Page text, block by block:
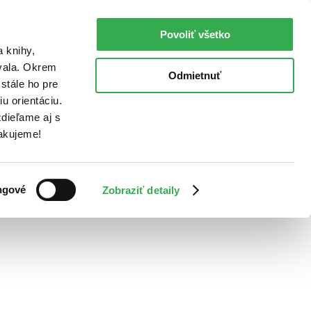
knihy,
Okrem
ho pre
orientáciu.
aj s
Zobraziť detaily
Povoliť všetko
Odmietnuť